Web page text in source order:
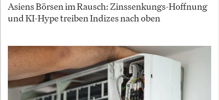
Asiens Börsen im Rausch: Zinssenkungs-Hoffnung
und KI-Hype treiben Indizes nach oben